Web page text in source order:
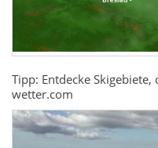
Tipp: Entdecke
wetter.com